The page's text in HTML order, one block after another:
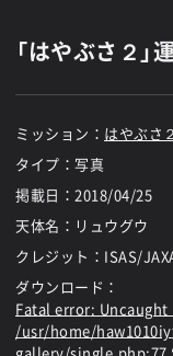
「はやぶさ２」
ミッション： はやぶさ２
タイプ：写真
掲載日： 2018/04/25
天体名：リュウグウ
クレジット：ISAS/
ダウンロード：
Fatal error:
/usr/home/